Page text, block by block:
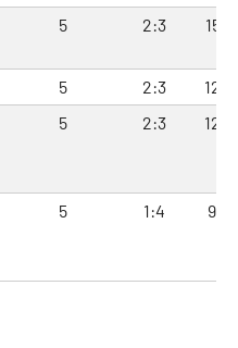
5 2:3
5 2:3
5 2:3
5 1:4 9:21